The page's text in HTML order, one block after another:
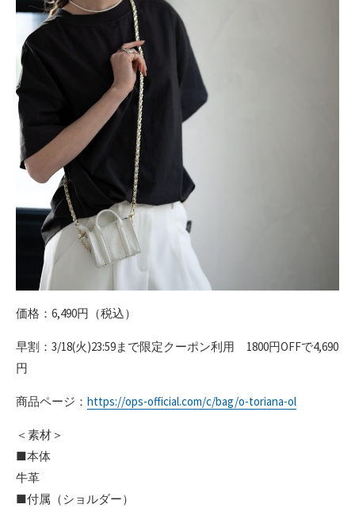
価格：6,490円（税込）
早割：3/18(火)23:59まで限定クーポン利用 1800円OFFで4,690
円
商品ページ： https://ops-official.com/c/bag/o-toriana-ol
＜素材＞
■本体
牛革
■付属（ショルダー）